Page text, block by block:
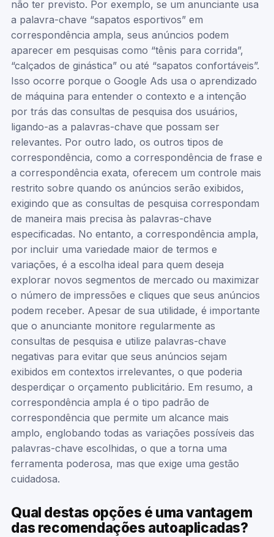
não ter previsto. Por exemplo, se um anunciante usa
a palavra-chave “sapatos esportivos” em
correspondência ampla, seus anúncios podem
aparecer em pesquisas como “tênis para corrida”,
“calçados de ginástica” ou até “sapatos confortáveis”.
Isso ocorre porque o Google Ads usa o aprendizado
de máquina para entender o contexto e a intenção
por trás das consultas de pesquisa dos usuários,
ligando-as a palavras-chave que possam ser
relevantes. Por outro lado, os outros tipos de
correspondência, como a correspondência de frase e
a correspondência exata, oferecem um controle mais
restrito sobre quando os anúncios serão exibidos,
exigindo que as consultas de pesquisa correspondam
de maneira mais precisa às palavras-chave
especificadas. No entanto, a correspondência ampla,
por incluir uma variedade maior de termos e
variações, é a escolha ideal para quem deseja
explorar novos segmentos de mercado ou maximizar
o número de impressões e cliques que seus anúncios
podem receber. Apesar de sua utilidade, é importante
que o anunciante monitore regularmente as
consultas de pesquisa e utilize palavras-chave
negativas para evitar que seus anúncios sejam
exibidos em contextos irrelevantes, o que poderia
desperdiçar o orçamento publicitário. Em resumo, a
correspondência ampla é o tipo padrão de
correspondência que permite um alcance mais
amplo, englobando todas as variações possíveis das
palavras-chave escolhidas, o que a torna uma
ferramenta poderosa, mas que exige uma gestão
cuidadosa.
Qual destas opções é uma vantagem
das recomendações autoaplicadas?